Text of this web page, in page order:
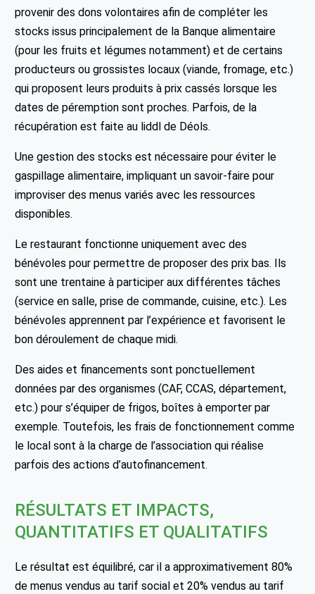
provenir des dons volontaires afin de compléter les
stocks issus principalement de la Banque alimentaire
(pour les fruits et légumes notamment) et de certains
producteurs ou grossistes locaux (viande, fromage, etc.)
qui proposent leurs produits à prix cassés lorsque les
dates de péremption sont proches. Parfois, de la
récupération est faite au liddl de Déols.
Une gestion des stocks est nécessaire pour éviter le
gaspillage alimentaire, impliquant un savoir-faire pour
improviser des menus variés avec les ressources
disponibles.
Le restaurant fonctionne uniquement avec des
bénévoles pour permettre de proposer des prix bas. Ils
sont une trentaine à participer aux différentes tâches
(service en salle, prise de commande, cuisine, etc.). Les
bénévoles apprennent par l’expérience et favorisent le
bon déroulement de chaque midi.
Des aides et financements sont ponctuellement
données par des organismes (CAF, CCAS, département,
etc.) pour s’équiper de frigos, boîtes à emporter par
exemple. Toutefois, les frais de fonctionnement comme
le local sont à la charge de l’association qui réalise
parfois des actions d’autofinancement.
RÉSULTATS ET IMPACTS,
QUANTITATIFS ET QUALITATIFS
Le résultat est équilibré, car il a approximativement 80%
de menus vendus au tarif social et 20% vendus au tarif